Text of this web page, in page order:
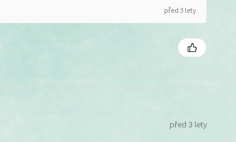
před 3 lety
před 3 lety